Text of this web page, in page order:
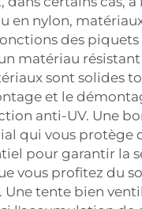
en nylon,
des
matériau
sont solides
et le
anti-UV. Une
qui vous protège
pour garantir la
vous profitez du
tente bien